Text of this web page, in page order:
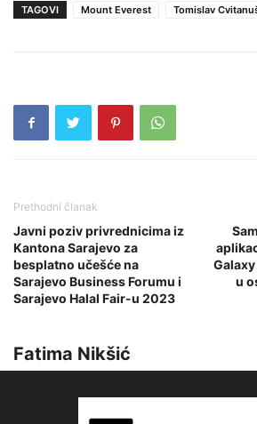
TAGOVI Mount Everest Tomislav
Prethodni članak
Javni poziv privrednicima iz
Kantona Sarajevo za
besplatno učešće na
Sarajevo Business Forumu i
Sarajevo Halal Fair-u 2023
u
Fatima Nikšić